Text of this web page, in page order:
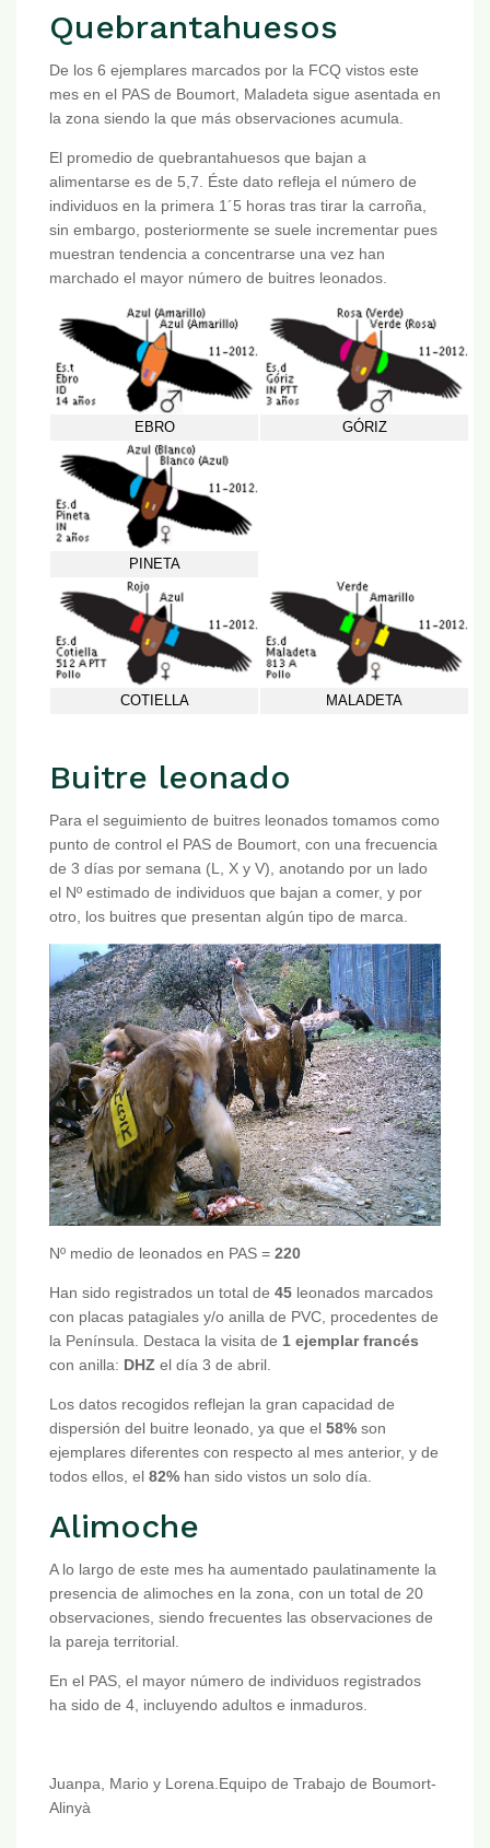
Quebrantahuesos
De los 6 ejemplares marcados por la FCQ vistos este
mes en el PAS de Boumort, Maladeta sigue asentada en
la zona siendo la que más observaciones acumula.
El promedio de quebrantahuesos que bajan a
alimentarse es de 5,7. Éste dato refleja el número de
individuos en la primera 1´5 horas tras tirar la carroña,
sin embargo, posteriormente se suele incrementar pues
muestran tendencia a concentrarse una vez han
marchado el mayor número de buitres leonados.
EBRO GÓRIZ
PINETA
COTIELLA MALADETA
Buitre leonado
Para el seguimiento de buitres leonados tomamos como
punto de control el PAS de Boumort, con una frecuencia
de 3 días por semana (L, X y V), anotando por un lado
el Nº estimado de individuos que bajan a comer, y por
otro, los buitres que presentan algún tipo de marca.
Nº medio de leonados en PAS = 220
Han sido registrados un total de 45 leonados marcados
con placas patagiales y/o anilla de PVC, procedentes de
la Península. Destaca la visita de 1 ejemplar francés
con anilla: DHZ el día 3 de abril.
Los datos recogidos reflejan la gran capacidad de
dispersión del buitre leonado, ya que el 58% son
ejemplares diferentes con respecto al mes anterior, y de
todos ellos, el 82% han sido vistos un solo día.
Alimoche
A lo largo de este mes ha aumentado paulatinamente la
presencia de alimoches en la zona, con un total de 20
observaciones, siendo frecuentes las observaciones de
la pareja territorial.
En el PAS, el mayor número de individuos registrados
ha sido de 4, incluyendo adultos e inmaduros.
Juanpa, Mario y Lorena.Equipo de Trabajo de Boumort-
Alinyà